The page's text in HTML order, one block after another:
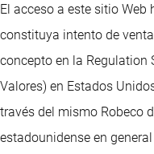
El acceso a este sitio
constituya intento de
concepto en la Regulation
Valores) en Estados
través del mismo Robeco
estadounidense en